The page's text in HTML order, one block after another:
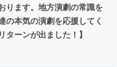
ります。地方演劇の常識を
の本気の演劇を応援してく
ーンが出ました！】